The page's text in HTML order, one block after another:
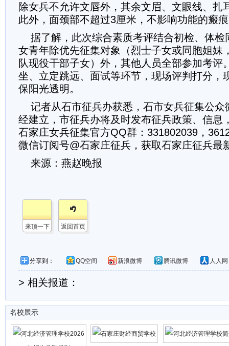
除女兵不允许文唇外，其余文眉、文眼线、扎
此外，面颈部不超过3厘米，不影响功能的瘢
据了解，此次综合素质考评结合初检、体检
女青年除优先征集对象（烈士子女或同胞姐妹
队现役干部子女）外，其他人员全部参加考评
坐、立定跳远、面试等环节，现场评判打分，
保阳光透明。
记者从石市征兵办获悉，石市女兵征集公众
经建立，市征兵办将及时发布征兵政策、信息
石家庄女兵征集官方QQ群：331802039，
微信订阅号@石家庄征兵，获取石家庄征兵最
来源：燕赵晚报
来顶一下 返回首页
分享到： QQ空间 新浪微博 腾讯微博 人人网
> 相关报道：
名校展示